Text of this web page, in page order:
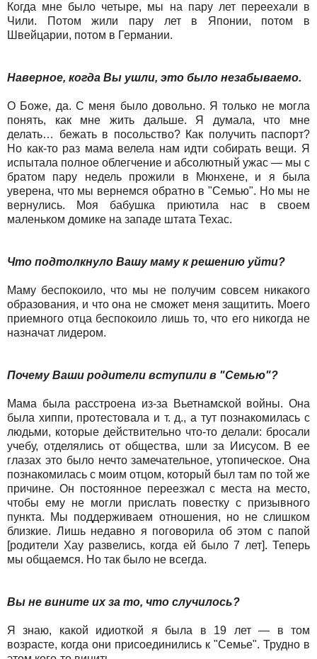
Когда мне было четыре, мы на пару лет переехали в
Чили. Потом жили пару лет в Японии, потом в
Швейцарии, потом в Германии.
Наверное, когда Вы ушли, это было незабываемо.
О Боже, да. С меня было довольно. Я только не могла
понять, как мне жить дальше. Я думала, что мне
делать… бежать в посольство? Как получить паспорт?
Но как-то раз мама велела нам идти собирать вещи. Я
испытала полное облегчение и абсолютный ужас — мы с
братом пару недель прожили в Мюнхене, и я была
уверена, что мы вернемся обратно в "Семью". Но мы не
вернулись. Моя бабушка приютила нас в своем
маленьком домике на западе штата Техас.
Что подтолкнуло Вашу маму к решению уйти?
Маму беспокоило, что мы не получим совсем никакого
образования, и что она не сможет меня защитить. Моего
приемного отца беспокоило лишь то, что его никогда не
назначат лидером.
Почему Ваши родители вступили в "Семью"?
Мама была расстроена из-за Вьетнамской войны. Она
была хиппи, протестовала и т. д., а тут познакомилась с
людьми, которые действительно что-то делали: бросали
учебу, отделялись от общества, шли за Иисусом. В ее
глазах это было нечто замечательное, утопическое. Она
познакомилась с моим отцом, который был там по той же
причине. Он постоянное переезжал с места на место,
чтобы ему не могли прислать повестку с призывного
пункта. Мы поддерживаем отношения, но не слишком
близкие. Лишь недавно я поговорила об этом с папой
[родители Хау развелись, когда ей было 7 лет]. Теперь
мы общаемся. Но так было не всегда.
Вы не вините их за то, что случилось?
Я знаю, какой идиоткой я была в 19 лет — в том
возрасте, когда они присоединились к "Семье". Трудно в